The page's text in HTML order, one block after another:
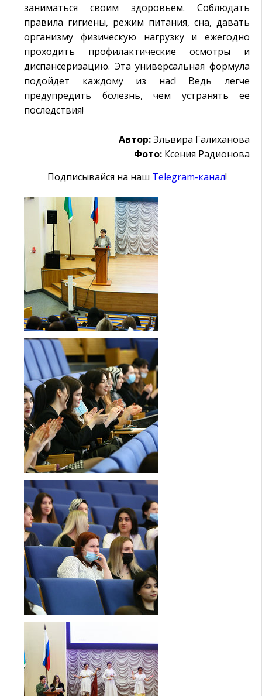
заниматься своим здоровьем. Соблюдать
правила гигиены, режим питания, сна, давать
организму физическую нагрузку и ежегодно
проходить профилактические осмотры и
диспансеризацию. Эта универсальная формула
подойдет каждому из нас! Ведь легче
предупредить болезнь, чем устранять ее
последствия!
Автор:Эльвира Галиханова
Фото: Ксения Радионова
Подписывайся на наш Telegram-канал!